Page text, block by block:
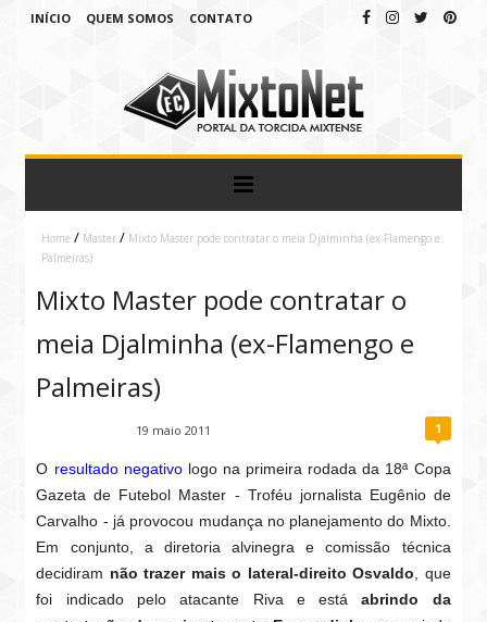
INÍCIO QUEM SOMOS CONTATO
Home / Master / Mixto Master pode contratar o meia Djalminha (ex-Flamengo e
Palmeiras)
Mixto Master pode contratar o
meia Djalminha (ex-Flamengo e
Palmeiras)
19 maio 2011 1
O resultado negativologo na primeira rodada da 18ª Copa
Gazeta de Futebol Master - Troféu jornalista Eugênio de
Carvalho - já provocou mudança no planejamento do Mixto.
Em conjunto, a diretoria alvinegra e comissão técnica
decidiram não trazer mais o lateral-direito Osvaldo , que
foi indicado pelo atacante Riva e estáabrindo da